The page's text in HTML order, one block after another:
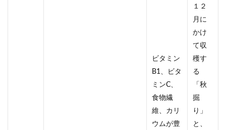
ビタミン
B1、ビタ
ミンC、
食物繊
維、カリ
ウムが豊
１２
月に
かけ
て収
穫す
る
「秋
掘
り」
と、